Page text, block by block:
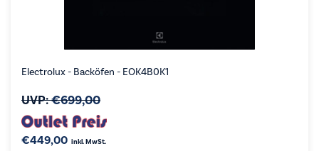
Electrolux - Backöfen - EOK4B0K1
UVP:€699,00
€449,00 inkl. MwSt.